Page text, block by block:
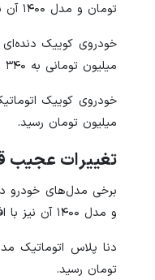
تومان و مدل ۱۴۰۰ آن نیز با ۱۳ میلیون کاهش به ۳۲۵ میلیون تومان رسیده‌ است.
میلیون تومانی به ۳۴۰ میلیون تومان رسید.
میلیون تومان رسید.
تغییرات عجیب
و مدل ۱۴۰۰ آن نیز با افزایش ۱۲ میلیون تومانی به ۶۷۶ میلیون تومان رسید.
تومان رسید.